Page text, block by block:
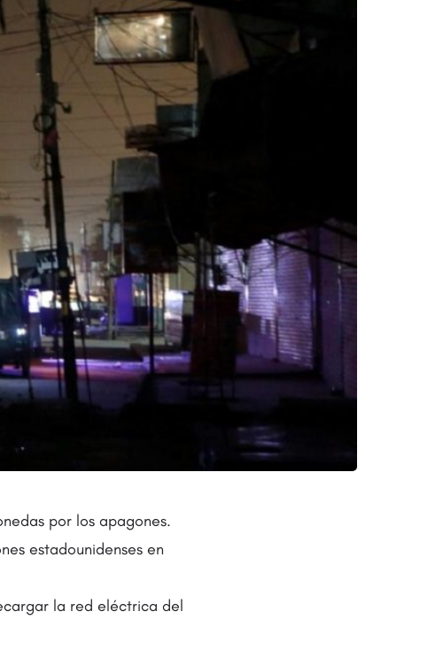
por los apagones.
estadounidenses en
la red eléctrica del